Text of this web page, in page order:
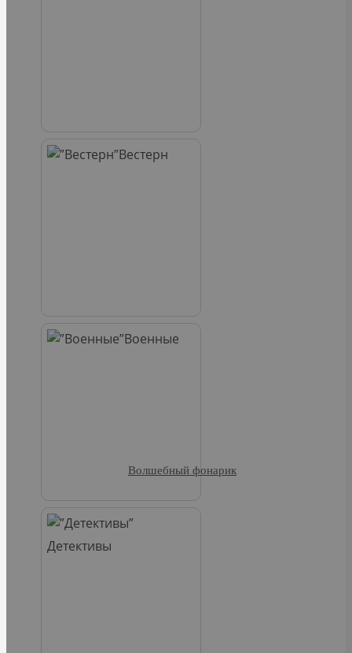
Вестерн
Военные
Детективы
Волшебный фонарик